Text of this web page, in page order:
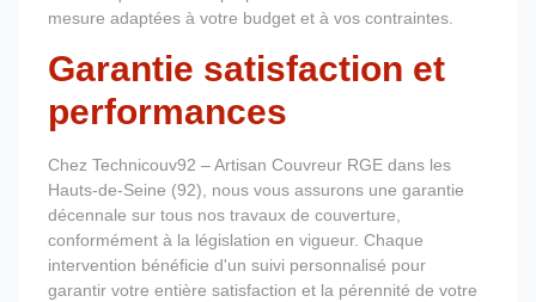
mesure adaptées à votre budget et à vos contraintes.
Garantie satisfaction et
performances
Chez Technicouv92 – Artisan Couvreur RGE dans les
Hauts-de-Seine (92), nous vous assurons une garantie
décennale sur tous nos travaux de couverture,
conformément à la législation en vigueur. Chaque
intervention bénéficie d'un suivi personnalisé pour
garantir votre entière satisfaction et la pérennité de votre